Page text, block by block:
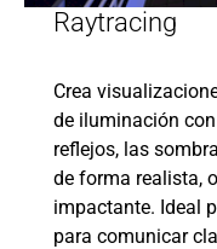
Raytracing
Crea
de iluminación
reflejos, las
de forma realista,
impactante. Ideal
para comunicar